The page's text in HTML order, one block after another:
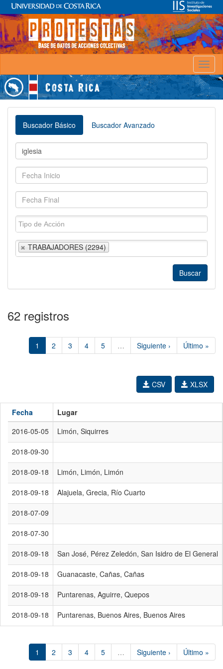
Buscador Básico Buscador Avanzado
TRABAJADORES (2294)
62 registros
1 2 3 4 5 … Siguiente › Último »
XLSX
CSV
Fecha
Lugar
2016-05-05
Limón, Siquirres
2018-09-30
2018-09-18 Limón, Limón, Limón
2018-09-18 Alajuela, Grecia, Río Cuarto
2018-07-09
2018-07-30
2018-09-18 San José, Pérez Zeledón, San Isidro de El General
2018-09-18 Guanacaste, Cañas, Cañas
2018-09-18 Puntarenas, Aguirre, Quepos
2018-09-18 Puntarenas, Buenos Aires, Buenos Aires
1 2 3 4 5 … Siguiente › Último »